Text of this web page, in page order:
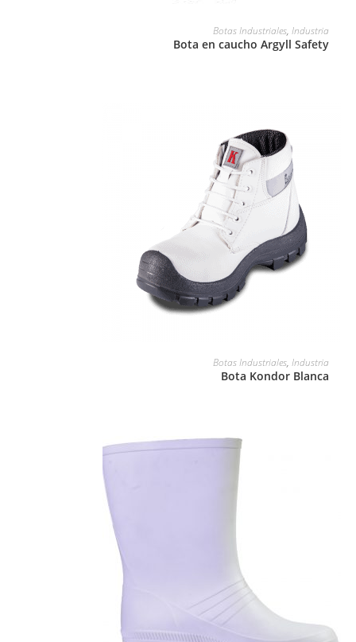
Botas Industriales,Industria
Bota en caucho Argyll Safety
Botas Industriales,Industria
Bota Kondor Blanca